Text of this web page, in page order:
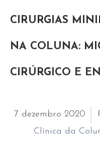
CIRURGIAS
NA COLUNA:
CIRÚRGICO E
7 dezembro 2020
Clínica da